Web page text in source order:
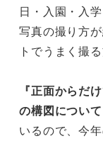
日・入園・入
写真の撮り方
トでうまく撮
『正面からだ
の構図につい
いるので、今